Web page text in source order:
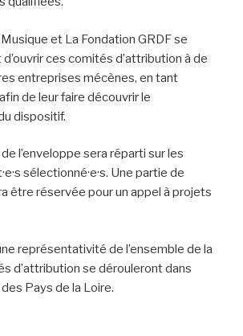
et La Fondation GRDF se
ces comités d’attribution à de
entreprises mécènes, en tant
de leur faire découvrir le
dispositif.
l’enveloppe sera réparti sur les
sélectionné·e·s. Une partie de
être réservée pour un appel à projets
représentativité de l’ensemble de la
d’attribution se dérouleront dans
Pays de la Loire.